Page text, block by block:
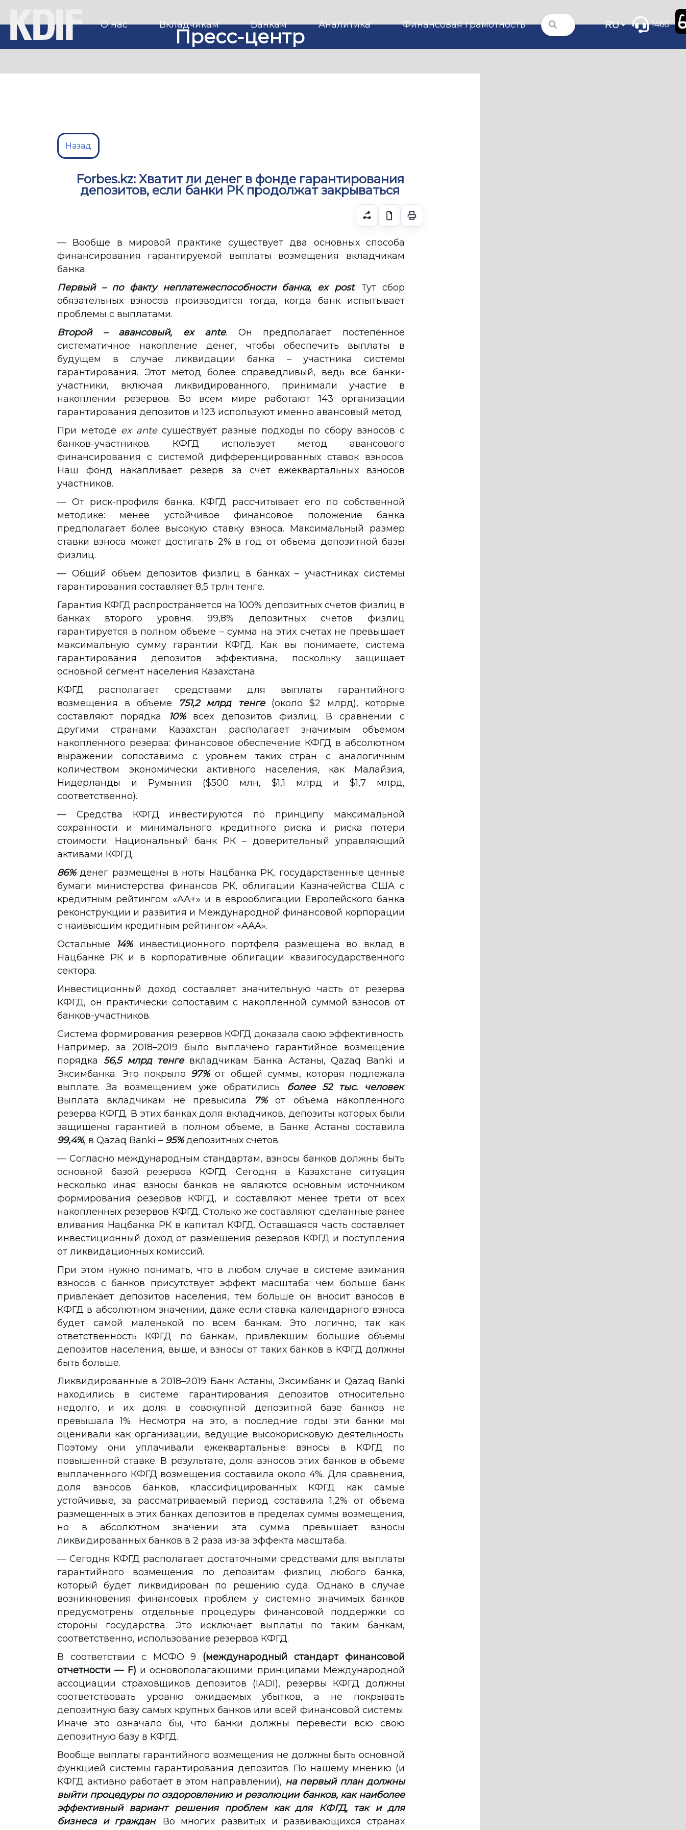
О нас Вкладчикам Банкам Аналитика Финансовая грамотность 1460
Пресс-центр
Назад
Forbes.kz: Хватит ли денег в фонде гарантирования
депозитов, если банки РК продолжат закрываться
— Вообще в мировой практике существует два основных способа
финансирования гарантируемой выплаты возмещения вкладчикам
банка.
Первый – по факту неплатежеспособности банка, ex post. Тут сбор
обязательных взносов производится тогда, когда банк испытывает
проблемы с выплатами.
Второй – авансовый, ex ante. Он предполагает постепенное
систематичное накопление денег, чтобы обеспечить выплаты в
будущем в случае ликвидации банка – участника системы
гарантирования. Этот метод более справедливый, ведь все банки-
участники, включая ликвидированного, принимали участие в
накоплении резервов. Во всем мире работают 143 организации
гарантирования депозитов и 123 используют именно авансовый метод.
При методе ex anteсуществует разные подходы по сбору взносов с
банков-участников. КФГД использует метод авансового
финансирования с системой дифференцированных ставок взносов.
Наш фонд накапливает резерв за счет ежеквартальных взносов
участников.
— От риск-профиля банка. КФГД рассчитывает его по собственной
методике: менее устойчивое финансовое положение банка
предполагает более высокую ставку взноса. Максимальный размер
ставки взноса может достигать 2% в год от объема депозитной базы
физлиц.
— Общий объем депозитов физлиц в банках – участниках системы
гарантирования составляет 8,5 трлн тенге.
Гарантия КФГД распространяется на 100% депозитных счетов физлиц в
банках второго уровня. 99,8% депозитных счетов физлиц
гарантируется в полном объеме – сумма на этих счетах не превышает
максимальную сумму гарантии КФГД. Как вы понимаете, система
гарантирования депозитов эффективна, поскольку защищает
основной сегмент населения Казахстана.
КФГД располагает средствами для выплаты гарантийного
возмещения в объеме 751,2 млрд тенге(около $2 млрд), которые
составляют порядка
10%всех депозитов физлиц. В сравнении с
другими странами Казахстан располагает значимым объемом
накопленного резерва: финансовое обеспечение КФГД в абсолютном
выражении сопоставимо с уровнем таких стран с аналогичным
количеством экономически активного населения, как Малайзия,
Нидерланды и Румыния ($500 млн, $1,1 млрд и $1,7 млрд,
соответственно).
— Средства КФГД инвестируются по принципу максимальной
сохранности и минимального кредитного риска и риска потери
стоимости. Национальный банк РК – доверительный управляющий
активами КФГД.
86%денег размещены в ноты Нацбанка РК, государственные ценные
бумаги министерства финансов РК, облигации Казначейства США с
кредитным рейтингом «АА+» и в еврооблигации Европейского банка
реконструкции и развития и Международной финансовой корпорации
с наивысшим кредитным рейтингом «ААА».
Остальные
14%инвестиционного портфеля размещена во вклад в
Нацбанке РК и в корпоративные облигации квазигосударственного
сектора.
Инвестиционный доход составляет значительную часть от резерва
КФГД, он практически сопоставим с накопленной суммой взносов от
банков-участников.
Система формирования резервов КФГД доказала свою эффективность.
Например, за 2018–2019 было выплачено гарантийное возмещение
порядка 56,5 млрд тенгевкладчикам Банка Астаны, Qazaq Banki и
Эксимбанка. Это покрыло 97%от общей суммы, которая подлежала
выплате. За возмещением уже обратились
более 52 тыс. человек.
Выплата вкладчикам не превысила 7%от объема накопленного
резерва КФГД. В этих банках доля вкладчиков, депозиты которых были
защищены гарантией в полном объеме, в Банке Астаны составила
99,4%, в Qazaq Banki – 95%депозитных счетов.
— Согласно международным стандартам, взносы банков должны быть
основной базой резервов КФГД. Сегодня в Казахстане ситуация
несколько иная: взносы банков не являются основным источником
формирования резервов КФГД, и составляют менее трети от всех
накопленных резервов КФГД. Столько же составляют сделанные ранее
вливания Нацбанка РК в капитал КФГД. Оставшаяся часть составляет
инвестиционный доход от размещения резервов КФГД и поступления
от ликвидационных комиссий.
При этом нужно понимать, что в любом случае в системе взимания
взносов с банков присутствует эффект масштаба: чем больше банк
привлекает депозитов населения, тем больше он вносит взносов в
КФГД в абсолютном значении, даже если ставка календарного взноса
будет самой маленькой по всем банкам. Это логично, так как
ответственность КФГД по банкам, привлекшим большие объемы
депозитов населения, выше, и взносы от таких банков в КФГД должны
быть больше.
Ликвидированные в 2018–2019 Банк Астаны, Эксимбанк и Qazaq Banki
находились в системе гарантирования депозитов относительно
недолго, и их доля в совокупной депозитной базе банков не
превышала 1%. Несмотря на это, в последние годы эти банки мы
оценивали как организации, ведущие высокорисковую деятельность.
Поэтому они уплачивали ежеквартальные взносы в КФГД по
повышенной ставке. В результате, доля взносов этих банков в объеме
выплаченного КФГД возмещения составила около 4%. Для сравнения,
доля взносов банков, классифицированных КФГД как самые
устойчивые, за рассматриваемый период составила 1,2% от объема
размещенных в этих банках депозитов в пределах суммы возмещения,
но в абсолютном значении эта сумма превышает взносы
ликвидированных банков в 2 раза из-за эффекта масштаба.
— Сегодня КФГД располагает достаточными средствами для выплаты
гарантийного возмещения по депозитам физлиц любого банка,
который будет ликвидирован по решению суда. Однако в случае
возникновения финансовых проблем у системно значимых банков
предусмотрены отдельные процедуры финансовой поддержки со
стороны государства. Это исключает выплаты по таким банкам,
соответственно, использование резервов КФГД.
В соответствии с МСФО 9 (международный стандарт финансовой
отчетности — F) и основополагающими принципами Международной
ассоциации страховщиков депозитов (IADI), резервы КФГД должны
соответствовать уровню ожидаемых убытков, а не покрывать
депозитную базу самых крупных банков или всей финансовой системы.
Иначе это означало бы, что банки должны перевести всю свою
депозитную базу в КФГД.
Вообще выплаты гарантийного возмещения не должны быть основной
функцией системы гарантирования депозитов. По нашему мнению (и
КФГД активно работает в этом направлении), на первый план должны
выйти процедуры по оздоровлению и резолюции банков, как наиболее
эффективный вариант решения проблем как для КФГД, так и для
бизнеса и граждан. Во многих развитых и развивающихся странах